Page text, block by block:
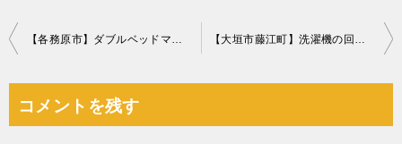
投
ビ
【各務原市】ダブルベッドマットレスの回収・処分ご依頼 お客様の声 【大垣市藤江町】洗濯機の回収・処分ご依頼 お客様の声
コメントを残す